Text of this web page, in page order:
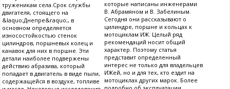
труженикам села.Срок службы
двигателя, стоящего на
&laquo;Днепре&raquo;, в
основном определяется
износостойкостью стенок
цилиндров, поршневых колец и
канавок для них в поршне. Эти
детали наиболее подвержены
действию абразива, который
попадает в двигатель в виде пыли,
содержащейся в воздухе, топливе
которые написаны инженерами
В. Абрамяном и В. Забелиным.
Сегодня они рассказывают о
цилиндре, поршне и кольцах к
мотоциклам ИЖ. Целый ряд
рекомендаций носит общий
характер. Поэтому статья
представит определенный
интерес не только для владельцев
ИЖей, но и для тех, кто ездит на
мотоциклах других марок. Более